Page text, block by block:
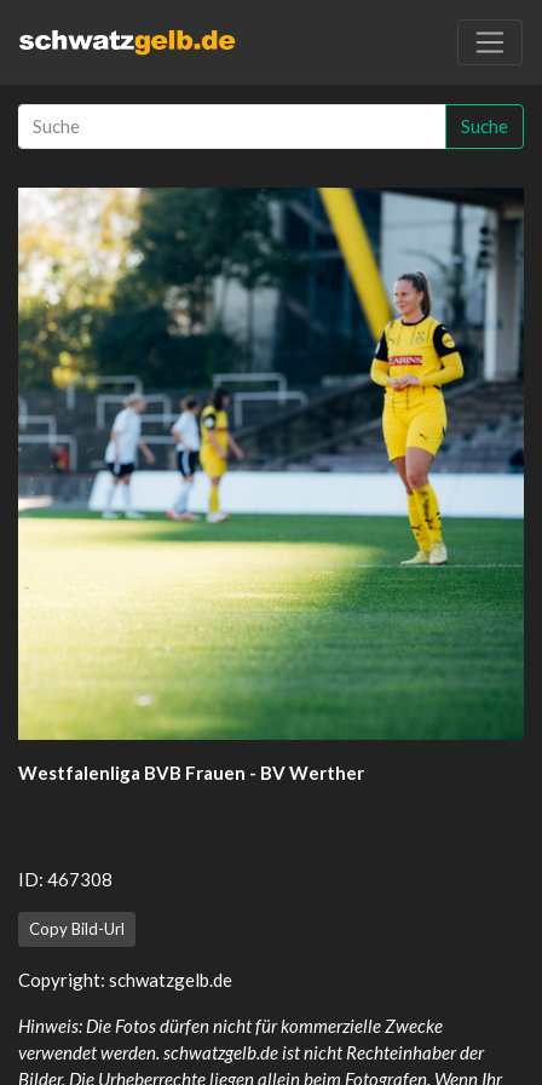
Suche
Westfalenliga BVB Frauen - BV Werther
ID: 467308
Copy Bild-Url
Copyright: schwatzgelb.de
Hinweis: Die Fotos dürfen nicht für kommerzielle Zwecke
verwendet werden. schwatzgelb.de ist nicht Rechteinhaber der
Bilder. Die Urheberrechte liegen allein beim Fotografen. Wenn Ihr